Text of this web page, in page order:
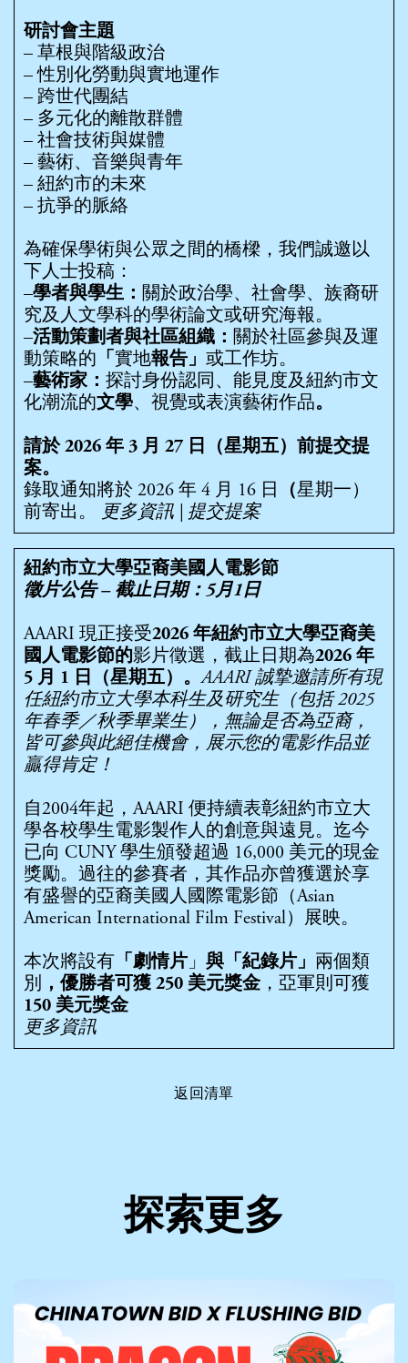
研討會主題
– 草根與階級政治
– 性別化勞動與實地運作
– 跨世代團結
– 多元化的離散群體
– 社會技術與媒體
– 藝術、音樂與青年
– 紐約市的未來
– 抗爭的脈絡
為確保學術與公眾之間的橋樑，我們誠邀以
下人士投稿：
–學者與學生： 關於政治學、社會學、族裔研
究及人文學科的學術論文或研究海報。
–活動策劃者與社區組織： 關於社區參與及運
動策略的 「 實地報告」 或工作坊。
–藝術家： 探討身份認同、能見度及紐約市文
化潮流的文學、視覺或表演藝術作品。
請於 2026 年 3 月 27 日（星期五）前提交提
案。
錄取通知將於 2026 年 4 月 16 日
（星期一）
前寄出。
更多資訊 | 提交提案
紐約市立大學亞裔美國人電影節
徵片公告 – 截止日期：5月1日
AAARI 現正接受2026 年紐約市立大學亞裔美
國人電影節的影片徵選，截止日期為2026 年
5 月 1 日（星期五）。AAARI 誠摯邀請所有現
任紐約市立大學本科生及研究生（包括 2025
年春季／秋季畢業生），無論是否為亞裔，
皆可參與此絕佳機會，展示您的電影作品並
贏得肯定！
自2004年起，AAARI 便持續表彰紐約市立大
學各校學生電影製作人的創意與遠見。迄今
已向 CUNY 學生頒發超過 16,000 美元的現金
獎勵。過往的參賽者，其作品亦曾獲選於享
有盛譽的亞裔美國人國際電影節（Asian
American International Film Festival）展映。
本次將設有 「劇情片 」 與「紀錄片」 兩個類
別 ，優勝者可獲 250 美元獎金，亞軍則可獲
150 美元獎金
更多資訊
返回清單
探索更多